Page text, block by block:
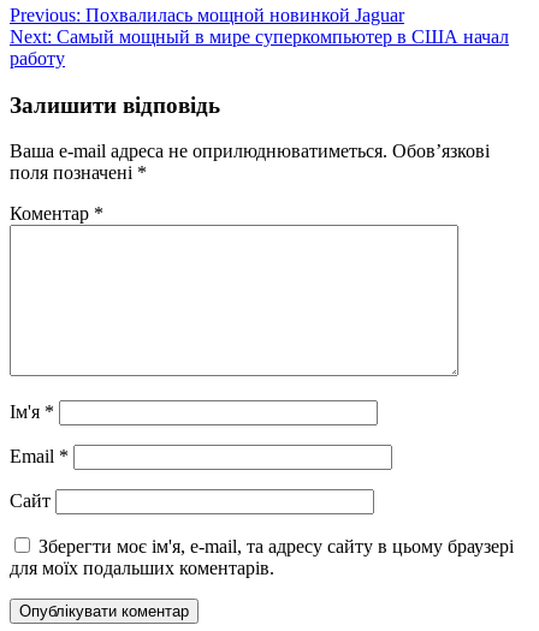
Навігація
записів
Previous: Похвалилась мощной новинкой Jaguar
Next: Самый мощный в мире суперкомпьютер в США начал
работу
Залишити відповідь
Ваша e-mail адреса не оприлюднюватиметься. Обов’язкові
поля позначені *
Коментар *
Ім'я *
Email *
Сайт
Зберегти моє ім'я, e-mail, та адресу сайту в цьому браузері
для моїх подальших коментарів.